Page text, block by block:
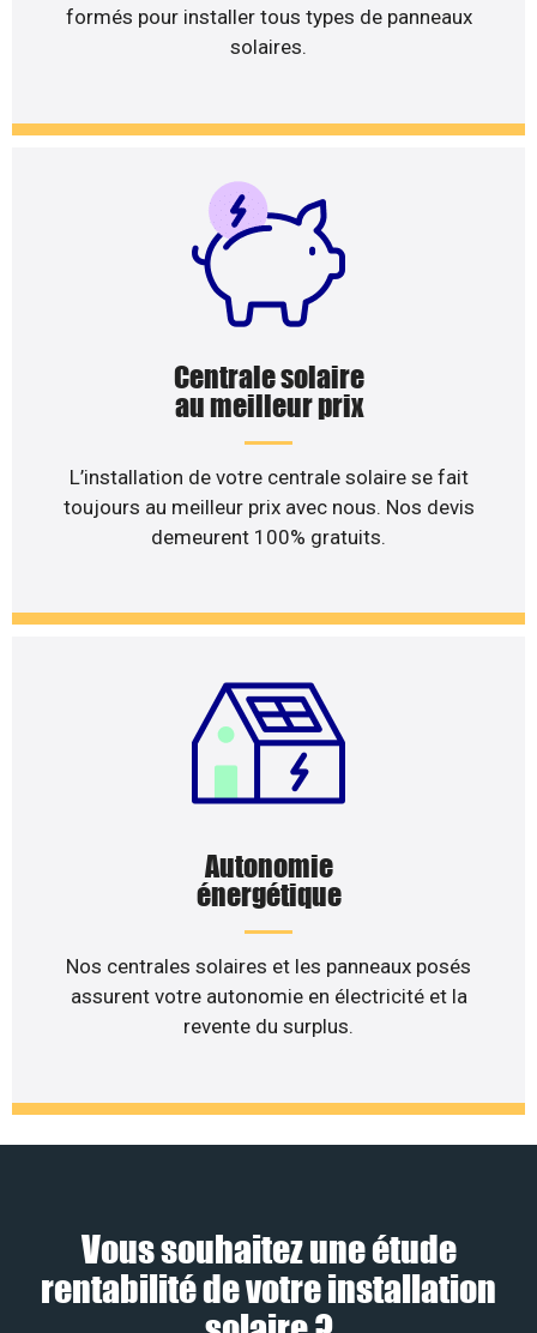
formés pour installer tous types de panneaux
solaires.
Centrale solaire
au meilleur prix
L’installation de votre centrale solaire se fait
toujours au meilleur prix avec nous. Nos devis
demeurent 100% gratuits.
Autonomie
énergétique
Nos centrales solaires et les panneaux posés
assurent votre autonomie en électricité et la
revente du surplus.
Vous souhaitez une étude
rentabilité de votre installation